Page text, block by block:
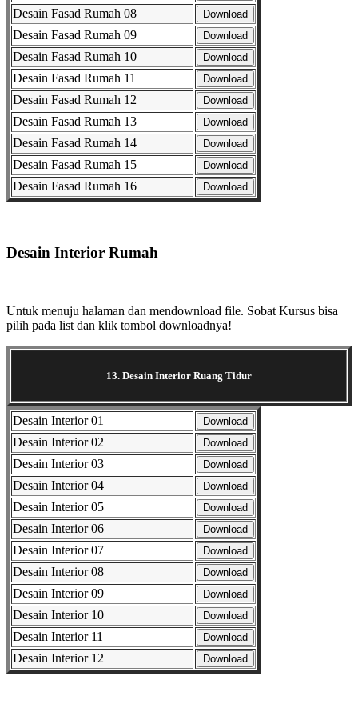
Desain Fasad Rumah 08 Download
Desain Fasad Rumah 09 Download
Desain Fasad Rumah 10 Download
Desain Fasad Rumah 11 Download
Desain Fasad Rumah 12 Download
Desain Fasad Rumah 13 Download
Desain Fasad Rumah 14 Download
Desain Fasad Rumah 15 Download
Desain Fasad Rumah 16 Download
Desain Interior Rumah
Untuk menuju halaman dan mendownload file. Sobat Kursus bisa
pilih pada list dan klik tombol downloadnya!
13. Desain Interior Ruang Tidur
Desain Interior 01 Download
Desain Interior 02 Download
Desain Interior 03 Download
Desain Interior 04 Download
Desain Interior 05 Download
Desain Interior 06 Download
Desain Interior 07 Download
Desain Interior 08 Download
Desain Interior 09 Download
Desain Interior 10 Download
Desain Interior 11 Download
Desain Interior 12 Download